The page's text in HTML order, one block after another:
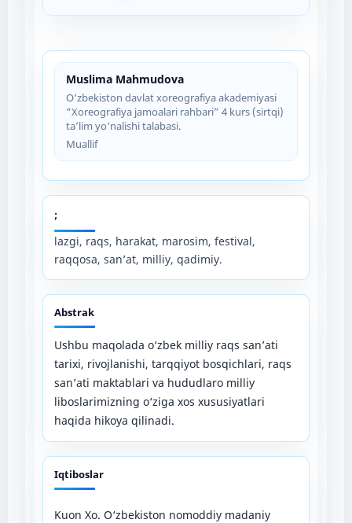
Muslima Mahmudova
O‘zbekiston davlat xoreografiya akademiyasi
“Xoreografiya jamoalari rahbari” 4 kurs (sirtqi)
ta’lim yo‘nalishi talabasi.
Muallif
;
lazgi, raqs, harakat, marosim, festival,
raqqosa, san’at, milliy, qadimiy.
Abstrak
Ushbu maqolada o‘zbek milliy raqs san’ati
tarixi, rivojlanishi, tarqqiyot bosqichlari, raqs
san’ati maktablari va hududlaro milliy
liboslarimizning o‘ziga xos xususiyatlari
haqida hikoya qilinadi.
Iqtiboslar
Kuon Xo. O‘zbekiston nomoddiy madaniy